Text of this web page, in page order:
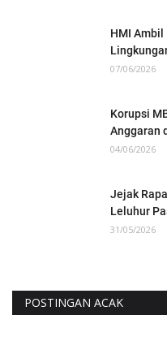
HMI
07/06/2026
Korupsi
Anggaran
04/06/2026
Jejak
Leluhur
31/05/2026
POSTINGAN ACAK